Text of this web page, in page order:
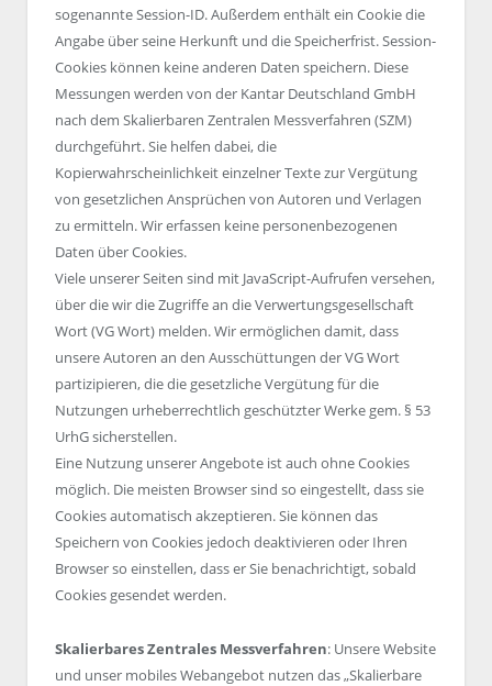
sogenannte Session-ID. Außerdem enthält ein Cookie die
Angabe über seine Herkunft und die Speicherfrist. Session-
Cookies können keine anderen Daten speichern. Diese
Messungen werden von der Kantar Deutschland GmbH
nach dem Skalierbaren Zentralen Messverfahren (SZM)
durchgeführt. Sie helfen dabei, die
Kopierwahrscheinlichkeit einzelner Texte zur Vergütung
von gesetzlichen Ansprüchen von Autoren und Verlagen
zu ermitteln. Wir erfassen keine personenbezogenen
Daten über Cookies.
Viele unserer Seiten sind mit JavaScript-Aufrufen versehen,
über die wir die Zugriffe an die Verwertungsgesellschaft
Wort (VG Wort) melden. Wir ermöglichen damit, dass
unsere Autoren an den Ausschüttungen der VG Wort
partizipieren, die die gesetzliche Vergütung für die
Nutzungen urheberrechtlich geschützter Werke gem. § 53
UrhG sicherstellen.
Eine Nutzung unserer Angebote ist auch ohne Cookies
möglich. Die meisten Browser sind so eingestellt, dass sie
Cookies automatisch akzeptieren. Sie können das
Speichern von Cookies jedoch deaktivieren oder Ihren
Browser so einstellen, dass er Sie benachrichtigt, sobald
Cookies gesendet werden.
Skalierbares Zentrales Messverfahren: Unsere Website
und unser mobiles Webangebot nutzen das „Skalierbare